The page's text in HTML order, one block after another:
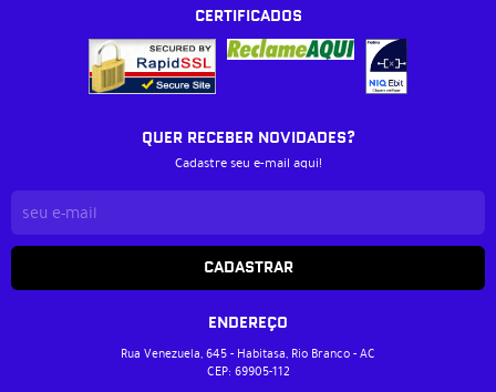
CERTIFICADOS
QUER RECEBER NOVIDADES?
Cadastre seu e-mail aqui!
CADASTRAR
ENDEREÇO
Rua Venezuela, 645- Habitasa, Rio Branco-AC
CEP: 69905-112